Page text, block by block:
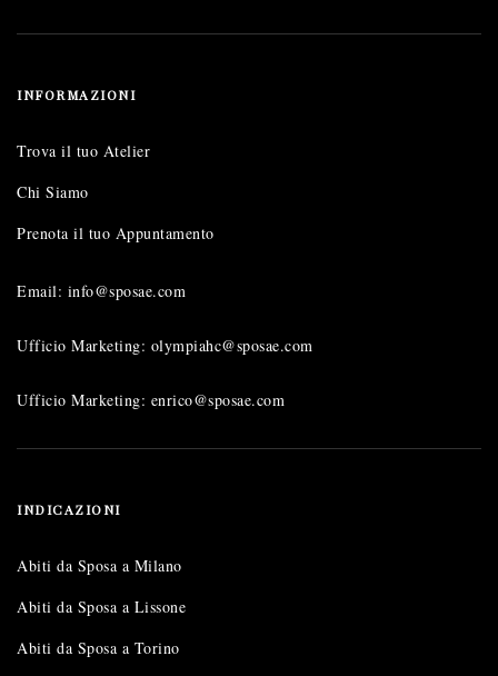
INFORMAZIONI
Trova il tuo Atelier
Chi Siamo
Prenota il tuo Appuntamento
Email: info@sposae.com
Ufficio Marketing: olympiahc@sposae.com
Ufficio Marketing: enrico@sposae.com
INDICAZIONI
Abiti da Sposa a Milano
Abiti da Sposa a Lissone
Abiti da Sposa a Torino